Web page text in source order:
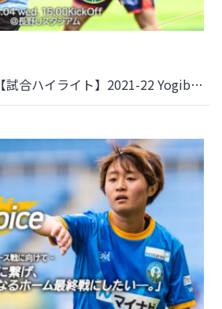
＜YouTube 更新＞【試合ハイライト】2021-22 YogiboWEリーグ 第11節 vs.AC長野パルセイロ・レディース をアップしました